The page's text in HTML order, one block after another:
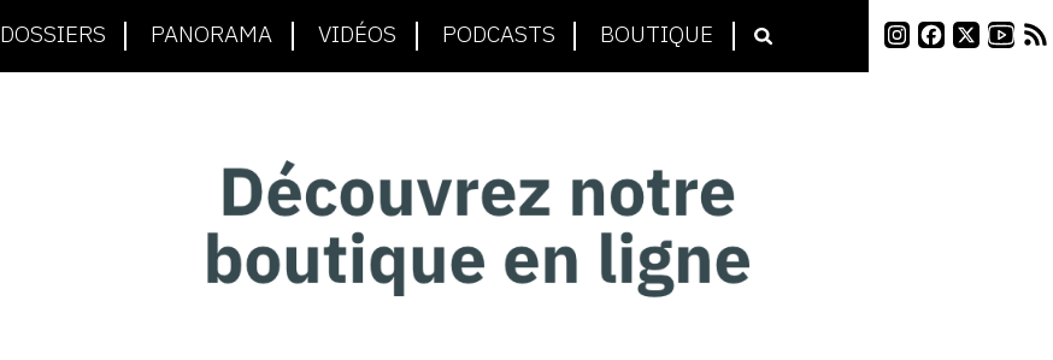
DOSSIERS PANORAMA VIDÉOS PODCASTS BOUTIQUE